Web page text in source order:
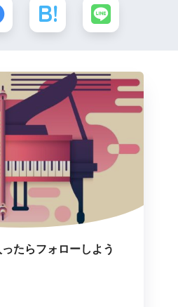
たらフォローしよう